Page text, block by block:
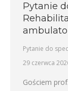
Pytanie
Pytanie do
29 czerwca
Gościem